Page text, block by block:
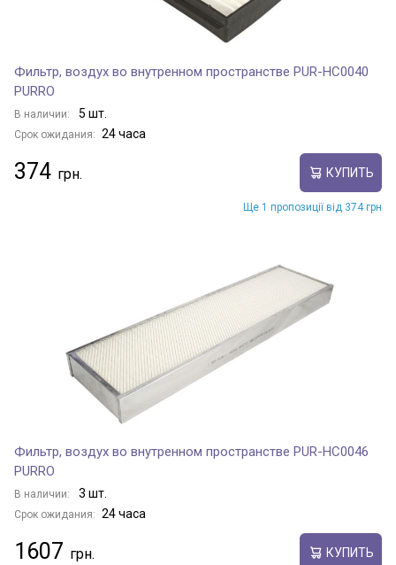
Фильтр, воздух во внутренном пространстве PUR-HC0040
PURRO
В наличии: 5 шт.
Срок ожидания: 24 часа
374 КУПИТЬ
Ще 1 пропозиції від 374 грн
Фильтр, воздух во внутренном пространстве PUR-HC0046
PURRO
В наличии: 3 шт.
Срок ожидания: 24 часа
1607 КУПИТЬ